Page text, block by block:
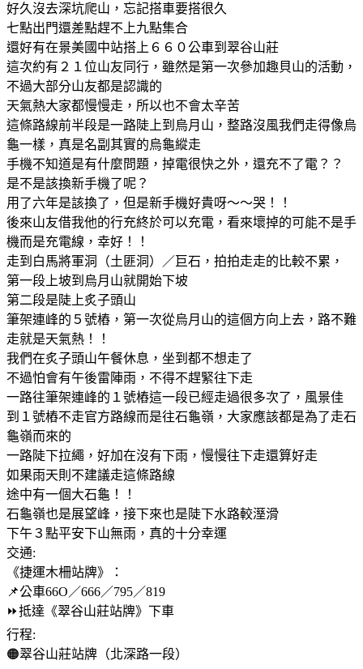
好久沒去深坑爬山，忘記搭車要搭很久
七點出門還差點趕不上九點集合
還好有在景美國中站搭上６６０公車到翠谷山莊
這次約有２１位山友同行，雖然是第一次參加趣貝山的活動，
不過大部分山友都是認識的
天氣熱大家都慢慢走，所以也不會太辛苦
這條路線前半段是一路陡上到烏月山，整路沒風我們走得像烏
龜一樣，真是名副其實的烏龜縱走
手機不知道是有什麼問題，掉電很快之外，還充不了電？？
是不是該換新手機了呢？
用了六年是該換了，但是新手機好貴呀～～哭！！
後來山友借我他的行充終於可以充電，看來壞掉的可能不是手
機而是充電線，幸好！！
走到白馬將軍洞（土匪洞）／巨石，拍拍走走的比較不累，
第一段上坡到烏月山就開始下坡
第二段是陡上炙子頭山
筆架連峰的５號樁，第一次從烏月山的這個方向上去，路不難
走就是天氣熱！！
我們在炙子頭山午餐休息，坐到都不想走了
不過怕會有午後雷陣雨，不得不趕緊往下走
一路往筆架連峰的１號樁這一段已經走過很多次了，風景佳
到１號樁不走官方路線而是往石龜嶺，大家應該都是為了走石
龜嶺而來的
一路陡下拉繩，好加在沒有下雨，慢慢往下走還算好走
如果雨天則不建議走這條路線
途中有一個大石龜！！
石龜嶺也是展望峰，接下來也是陡下水路較溼滑
下午３點平安下山無雨，真的十分幸運
交通:
《捷運木柵站牌》：
📌公車66O／666／795／819
⏩️抵達《翠谷山莊站牌》下車
行程:
🟠翠谷山莊站牌（北深路一段）